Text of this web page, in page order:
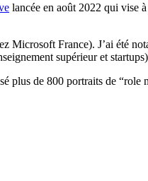
lancée en août 2022 qui vise
Microsoft France). J’ai été
supérieur et
plus de 800 portraits de “role